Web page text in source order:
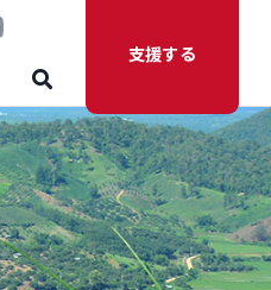
支援する